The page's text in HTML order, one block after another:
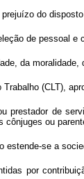
do
de pessoal
da
(CLT),
prestador de
ou
estende-se a
por